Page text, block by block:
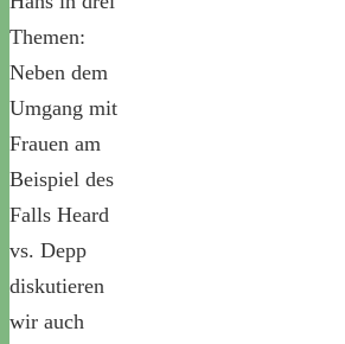
Themen:
Neben dem
Umgang mit
Frauen am
Beispiel des
Falls Heard
vs. Depp
diskutieren
wir auch